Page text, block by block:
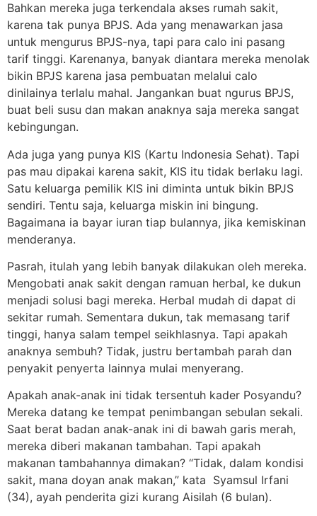
Bahkan mereka juga terkendala akses rumah sakit,
karena tak punya BPJS. Ada yang menawarkan jasa
untuk mengurus BPJS-nya, tapi para calo ini pasang
tarif tinggi. Karenanya, banyak diantara mereka menolak
bikin BPJS karena jasa pembuatan melalui calo
dinilainya terlalu mahal. Jangankan buat ngurus BPJS,
buat beli susu dan makan anaknya saja mereka sangat
kebingungan.
Ada juga yang punya KIS (Kartu Indonesia Sehat). Tapi
pas mau dipakai karena sakit, KIS itu tidak berlaku lagi.
Satu keluarga pemilik KIS ini diminta untuk bikin BPJS
sendiri. Tentu saja, keluarga miskin ini bingung.
Bagaimana ia bayar iuran tiap bulannya, jika kemiskinan
menderanya.
Pasrah, itulah yang lebih banyak dilakukan oleh mereka.
Mengobati anak sakit dengan ramuan herbal, ke dukun
menjadi solusi bagi mereka. Herbal mudah di dapat di
sekitar rumah. Sementara dukun, tak memasang tarif
tinggi, hanya salam tempel seikhlasnya. Tapi apakah
anaknya sembuh? Tidak, justru bertambah parah dan
penyakit penyerta lainnya mulai menyerang.
Apakah anak-anak ini tidak tersentuh kader Posyandu?
Mereka datang ke tempat penimbangan sebulan sekali.
Saat berat badan anak-anak ini di bawah garis merah,
mereka diberi makanan tambahan. Tapi apakah
makanan tambahannya dimakan? “Tidak, dalam kondisi
sakit, mana doyan anak makan,” kata Syamsul Irfani
(34), ayah penderita gizi kurang Aisilah (6 bulan).